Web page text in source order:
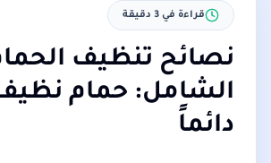
قراءة في 3 دقيقة
نصائح تنظيف
الشامل: حمام
دائماً